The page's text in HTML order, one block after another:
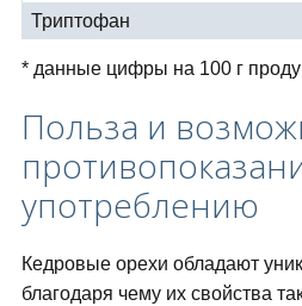
Триптофан
* данные цифры на 100 г
Польза и
употреблению
Кедровые орехи обладают
благодаря чему их свойства